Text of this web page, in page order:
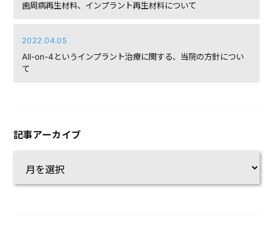
歯周病再生材料、インプラント再生材料について
2022.04.05
All-on-4というインプラント治療に関する、当院の方針につい
て
記事アーカイブ